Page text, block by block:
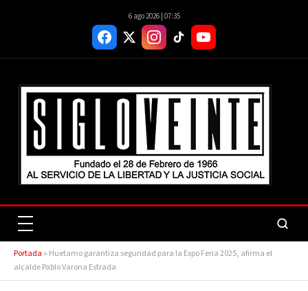
6 ago 2026 | 07:35
Portada » Huetamo garantiza seguridad para la Expo Feria 2025, afirma el
alcalde Pablo Varona Estrada